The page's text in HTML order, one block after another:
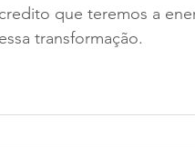
que teremos a
transformação.